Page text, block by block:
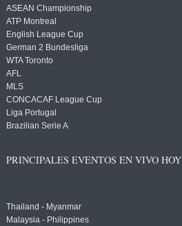
ASEAN Championship
ATP Montreal
English League Cup
German 2 Bundesliga
WTA Toronto
AFL
MLS
CONCACAF League Cup
Liga Portugal
Brazilian Serie A
PRINCIPALES EVENTOS EN VIVO HOY
Thailand - Myanmar
Malaysia - Philippines